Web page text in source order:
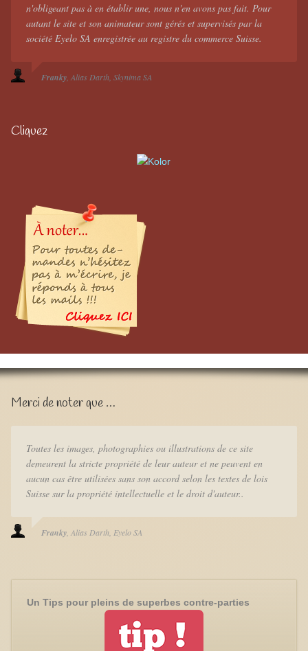
n'obligeant pas à en établir une, nous n'en avons pas fait. Pour
autant le site et son animateur sont gérés et supervisés par la
société Eyelo SA enregistrée au registre du commerce Suisse.
Franky Alias Darth Skynima SA
Cliquez
Merci de noter que …
Toutes les images, photographies ou illustrations de ce site
demeurent la stricte propriété de leur auteur et ne peuvent en
aucun cas être utilisées sans son accord selon les textes de lois
Suisse sur la propriété intellectuelle et le droit d'auteur..
Franky Alias Darth Eyelo SA
Un Tips pour pleins de superbes contre-parties